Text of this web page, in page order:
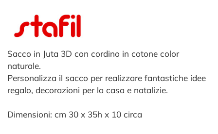
Sacco in Juta 3D con cordino in cotone color
naturale.
Personalizza il sacco per realizzare fantastiche idee
regalo, decorazioni per la casa e natalizie.
Dimensioni: cm 30 x 35h x 10 circa